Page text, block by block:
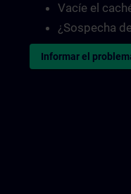
Vacíe el
¿Sospecha
Informar el